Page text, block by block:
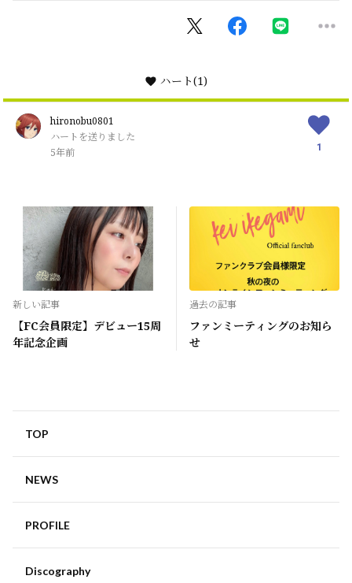
ハート(1)
hironobu0801
ハートを送りました
5年前
1
新しい記事
【FC会員限定】デビュー15周
年記念企画
過去の記事
ファンミーティングのお知ら
せ
TOP
NEWS
PROFILE
Discography